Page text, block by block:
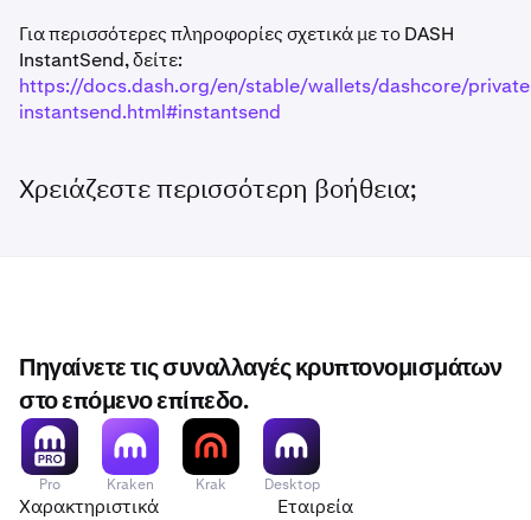
Για περισσότερες πληροφορίες σχετικά με το DASH
InstantSend, δείτε:
https://docs.dash.org/en/stable/wallets/dashcore/
instantsend.html#instantsend
Χρειάζεστε περισσότερη βοήθεια;
Πηγαίνετε τις συναλλαγές κρυπτονομισμάτων
στο επόμενο επίπεδο.
Pro Kraken Krak Desktop
Χαρακτηριστικά Εταιρεία